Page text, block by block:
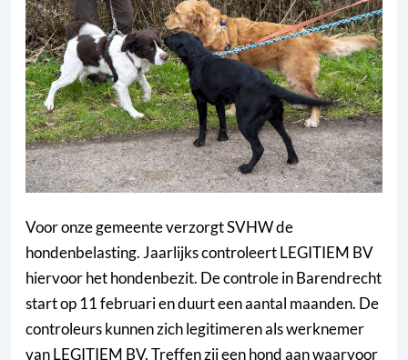
Voor onze gemeente verzorgt SVHW de
hondenbelasting. Jaarlijks controleert LEGITIEM BV
hiervoor het hondenbezit. De controle in Barendrecht
start op 11 februari en duurt een aantal maanden. De
controleurs kunnen zich legitimeren als werknemer
van LEGITIEM BV. Treffen zij een hond aan waarvoor